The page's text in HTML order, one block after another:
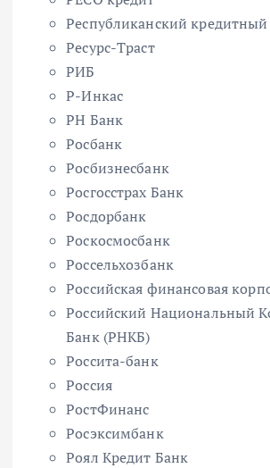
Республиканский кредитный
Ресурс-Траст
РИБ
Р-Инкас
РН Банк
Росбанк
Росбизнесбанк
Росгосстрах Банк
Росдорбанк
Роскосмосбанк
Россельхозбанк
Российская финансовая
Российский Национальный
Банк (РНКБ)
Россита-банк
Россия
РостФинанс
Росэксимбанк
Роял Кредит Банк